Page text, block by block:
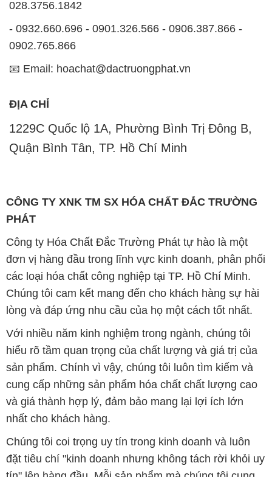
028.3756.1842
- 0932.660.696 - 0901.326.566 - 0906.387.866 -
0902.765.866
📧 Email: hoachat@dactruongphat.vn
ĐỊA CHỈ
1229C Quốc lộ 1A, Phường Bình Trị Đông B,
Quận Bình Tân, TP. Hồ Chí Minh
CÔNG TY XNK TM SX HÓA CHẤT ĐẮC TRƯỜNG
PHÁT
Công ty Hóa Chất Đắc Trường Phát tự hào là một
đơn vị hàng đầu trong lĩnh vực kinh doanh, phân phối
các loại hóa chất công nghiệp tại TP. Hồ Chí Minh.
Chúng tôi cam kết mang đến cho khách hàng sự hài
lòng và đáp ứng nhu cầu của họ một cách tốt nhất.
Với nhiều năm kinh nghiệm trong ngành, chúng tôi
hiểu rõ tầm quan trọng của chất lượng và giá trị của
sản phẩm. Chính vì vậy, chúng tôi luôn tìm kiếm và
cung cấp những sản phẩm hóa chất chất lượng cao
và giá thành hợp lý, đảm bảo mang lại lợi ích lớn
nhất cho khách hàng.
Chúng tôi coi trọng uy tín trong kinh doanh và luôn
đặt tiêu chí "kinh doanh nhưng không tách rời khỏi uy